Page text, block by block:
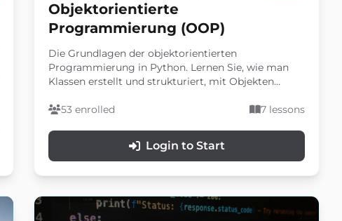
Objektorientierte
Programmierung (OOP)
Die Grundlagen der objektorientierten
Programmierung in Python. Lernen Sie, wie man
Klassen erstellt und strukturiert, mit Objekten
Klassenmitglieder nutzt.
53 enrolled 7 lessons
Login to Start